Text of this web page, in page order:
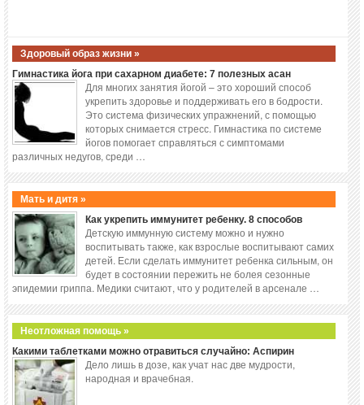
Здоровый образ жизни »
Гимнастика йога при сахарном диабете: 7 полезных асан
Для многих занятия йогой – это хороший способ
укрепить здоровье и поддерживать его в бодрости.
Это система физических упражнений, с помощью
которых снимается стресс. Гимнастика по системе
йогов помогает справляться с симптомами
различных недугов, среди …
Мать и дитя »
Как укрепить иммунитет ребенку. 8 способов
Детскую иммунную систему можно и нужно
воспитывать также, как взрослые воспитывают самих
детей. Если сделать иммунитет ребенка сильным, он
будет в состоянии пережить не болея сезонные
эпидемии гриппа. Медики считают, что у родителей в арсенале …
Неотложная помощь »
Какими таблетками можно отравиться случайно: Аспирин
Дело лишь в дозе, как учат нас две мудрости,
народная и врачебная.